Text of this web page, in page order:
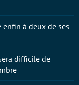
enfin à deux de ses
difficile de